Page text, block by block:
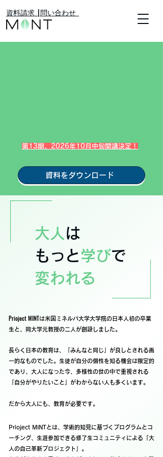
​資料請求 |​問い合わせ
第13期、 2026年10月中旬開講決定！
資料をダウンロード
大人 は
もっと 学びで
変われる
Prioject MINTは米国ミネルバ大学大学院の日本人初の卒業
生と、同大学元教授の二人が創設しました。
長らく日本の教育は、「みんなと同じ」が良しとされる画
一的なものでした。生徒が自分の個性を知る機会は限定的
であり、大人になった今、多様性の世の中で重視される
「自分がやりたいこと」がわからない人も多くいます。
だから大人にも、教育が必要です。
Prioject MINTとは、学術的知見に基づくプログラムとコ
ーチング、生涯参加できる修了生コミュニティによる​「大
人の自己革新プロジェクト」。